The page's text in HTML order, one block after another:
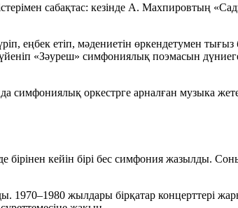
сабақтас: кезінде А. Махпировтың
еңбек етіп, мәдениетін өркендетумен
«Зәуреш» симфониялық поэмасын
симфониялық оркестрге арналған музыка
кейін бірі бес симфония жазылды.
1970–1980 жылдары бірқатар концерттері